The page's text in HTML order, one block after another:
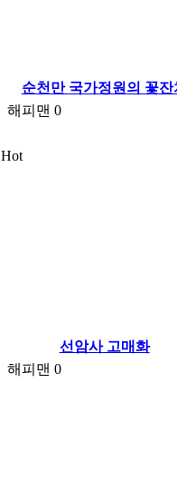
순천만 국가정원의 꽃잔
해피맨 0
Hot
선암사 고매화
해피맨 0